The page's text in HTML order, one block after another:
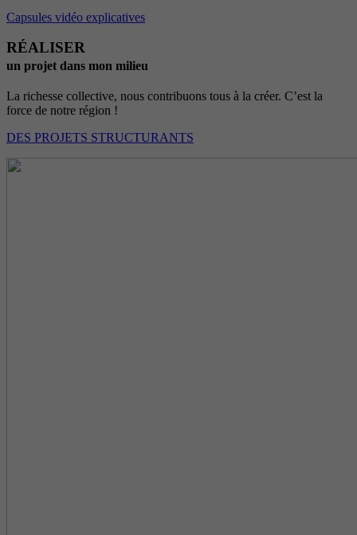
Capsules vidéo explicatives
RÉALISER
un projet dans mon milieu
La richesse collective, nous contribuons tous à la créer. C’est la
force de notre région !
DES PROJETS STRUCTURANTS